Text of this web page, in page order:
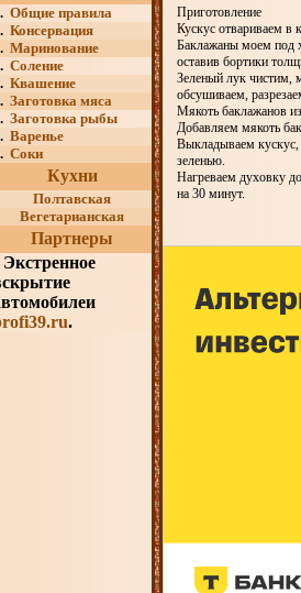
Общие правила
Консервация
Маринование
Соление
Квашение
Заготовка мяса
Заготовка рыбы
Варенье
Соки
Кухни
Полтавская
Вегетарианская
Партнеры
Экстренное
.
Приготовление
Кускус отвариваем в
Баклажаны моем под
оставив бортики
Зеленый лук чистим,
обсушиваем,
Мякоть баклажанов
Добавляем мякоть
Выкладываем
зеленью.
Нагреваем духовку
на 30 минут.